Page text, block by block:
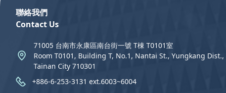
聯絡我們
Contact Us
71005 台南市永康區南台街一號 T棟 T0101室
Room T0101, Building T, No.1, Nantai St., Yungkang Dist.,
Tainan City 710301
+886-6-253-3131 ext.6003~6004